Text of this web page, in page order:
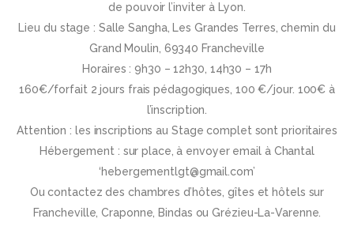
de pouvoir l’inviter à Lyon.
Lieu du stage : Salle Sangha, Les Grandes Terres, chemin du
Grand Moulin, 69340 Francheville
Horaires : 9h30 – 12h30, 14h30 – 17h
160€/forfait 2 jours frais pédagogiques, 100 €/jour. 100€ à
l’inscription.
Attention : les inscriptions au Stage complet sont prioritaires
Hébergement : sur place, à envoyer email à Chantal
‘hebergementlgt@gmail.com’
Ou contactez des chambres d’hôtes, gîtes et hôtels sur
Francheville, Craponne, Bindas ou Grézieu-La-Varenne.